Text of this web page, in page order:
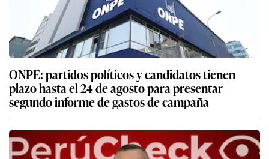
ONPE: partidos políticos y candidatos tienen
plazo hasta el 24 de agosto para presentar
segundo informe de gastos de campaña